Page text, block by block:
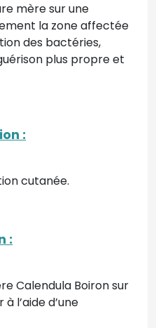
mère sur une
la zone affectée
des bactéries,
plus propre et
:
cutanée.
:
Calendula Boiron sur
l’aide d’une